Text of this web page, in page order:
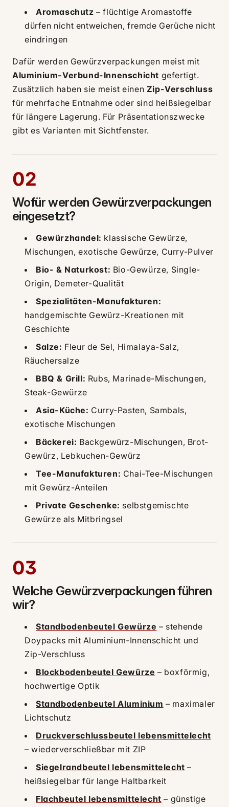
Aromaschutz – flüchtige Aromastoffe
dürfen nicht entweichen, fremde Gerüche nicht
eindringen
Dafür werden Gewürzverpackungen meist mit
Aluminium-Verbund-Innenschicht gefertigt.
Zusätzlich haben sie meist einen Zip-Verschluss
für mehrfache Entnahme oder sind heißsiegelbar
für längere Lagerung. Für Präsentationszwecke
gibt es Varianten mit Sichtfenster.
02
Wofür werden Gewürzverpackungen
eingesetzt?
Gewürzhandel: klassische Gewürze,
Mischungen, exotische Gewürze, Curry-Pulver
Bio- & Naturkost: Bio-Gewürze, Single-
Origin, Demeter-Qualität
Spezialitäten-Manufakturen:
handgemischte Gewürz-Kreationen mit
Geschichte
Salze: Fleur de Sel, Himalaya-Salz,
Räuchersalze
BBQ & Grill: Rubs, Marinade-Mischungen,
Steak-Gewürze
Asia-Küche: Curry-Pasten, Sambals,
exotische Mischungen
Bäckerei: Backgewürz-Mischungen, Brot-
Gewürz, Lebkuchen-Gewürz
Tee-Manufakturen: Chai-Tee-Mischungen
mit Gewürz-Anteilen
Private Geschenke: selbstgemischte
Gewürze als Mitbringsel
03
Welche Gewürzverpackungen führen
wir?
Standbodenbeutel Gewürze – stehende
Doypacks mit Aluminium-Innenschicht und
Zip-Verschluss
Blockbodenbeutel Gewürze – boxförmig,
hochwertige Optik
Standbodenbeutel Aluminium – maximaler
Lichtschutz
Druckverschlussbeutel lebensmittelecht
– wiederverschließbar mit ZIP
Siegelrandbeutel lebensmittelecht –
heißsiegelbar für lange Haltbarkeit
Flachbeutel lebensmittelecht – günstige